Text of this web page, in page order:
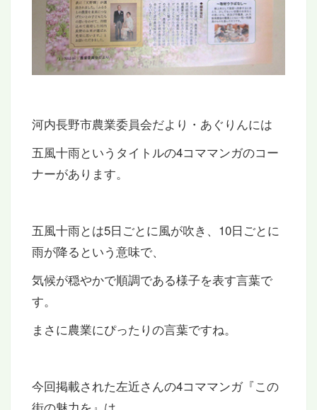
河内長野市農業委員会だより・あぐりんには
五風十雨というタイトルの4コママンガのコー
ナーがあります。
五風十雨とは5日ごとに風が吹き、10日ごとに
雨が降るという意味で、
気候が穏やかで順調である様子を表す言葉で
す。
まさに農業にぴったりの言葉ですね。
今回掲載された左近さんの4コママンガ『この